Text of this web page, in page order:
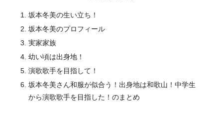
坂本冬美の生い立ち！
坂本冬美のプロフィール
実家家族
幼い頃は出身地！
演歌歌手を目指して！
坂本冬美さん和服が似合う！出身地は和歌山！中学生
から演歌歌手を目指した！のまとめ